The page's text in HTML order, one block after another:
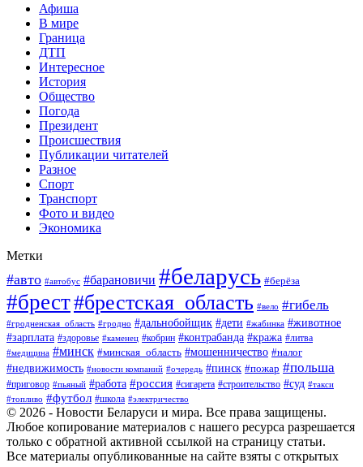
Афиша
В мире
Граница
ДТП
Интересное
История
Общество
Погода
Президент
Происшествия
Публикации читателей
Разное
Спорт
Транспорт
Фото и видео
Экономика
Метки
#авто #автобус #барановичи #беларусь #берёза
#брест#брестская_область #вело #гибель
#гродненская_область #гродно #дальнобойщик #дети #жабинка #животное
#зарплата #здоровье #каменец #кобрин #контрабанда #кража #литва
#медицина #минск #минская_область #мошенничество #налог
#недвижимость #новости компаний #очередь #пинск #пожар #польша
#приговор #пьяный #работа #россия #сигарета #строительство #суд #такси
#топливо #футбол #школа #электричество
© 2026 - Новости Беларуси и мира. Все права защищены.
Любое копирование материалов с нашего ресурса разрешается
только с обратной активной ссылкой на страницу статьи.
Все материалы опубликованные на сайте взяты с открытых